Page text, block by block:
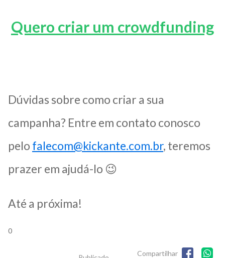
Quero criar um crowdfunding
Dúvidas sobre como criar a sua
campanha? Entre em contato conosco
pelo falecom@kickante.com.br, teremos
prazer em ajudá-lo 😉
Até a próxima!
0
Compartilhar